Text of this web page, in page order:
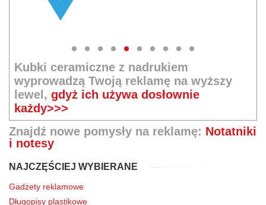
Kubki ceramiczne z nadrukiem
wyprowadzą Twoją reklamę na wyższy
lewel,gdyż ich używa dosłownie
każdy>>>
Znajdź nowe pomysły na reklamę: Notatniki
i notesy
NAJCZĘŚCIEJ WYBIERANE
Gadżety reklamowe
Długopisy plastikowe